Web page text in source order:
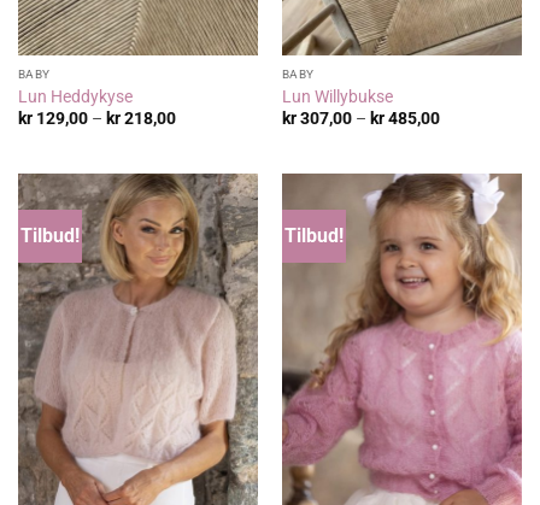
BABY
Lun Heddykyse
kr129,00 – kr218,00Prisområde:
BABY
Lun Willybukse
kr307,00 – kr485,00Prisområde:
Tilbud! Tilbud!